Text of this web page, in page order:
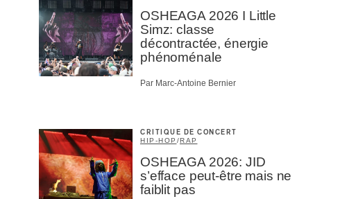
OSHEAGA 2026 I Little
Simz: classe
décontractée, énergie
phénoménale
Par Marc-Antoine Bernier
CRITIQUE DE CONCERT
HIP-HOP /RAP
OSHEAGA 2026: JID
s’efface peut-être mais ne
faiblit pas